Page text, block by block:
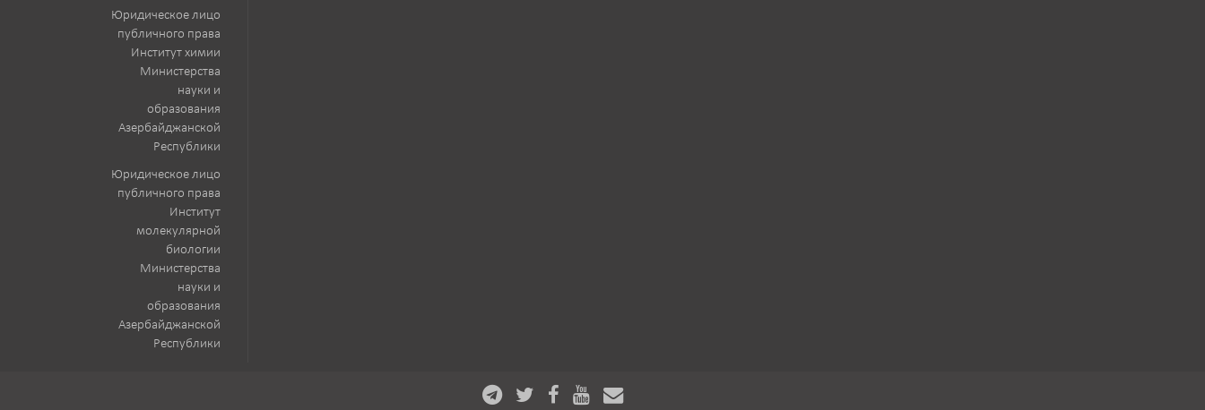
Юридическое лицо
публичного права
Институт химии
Министерства
науки и
образования
Азербайджанской
Республики
Юридическое лицо
публичного права
Институт
молекулярной
биологии
Министерства
науки и
образования
Азербайджанской
Республики